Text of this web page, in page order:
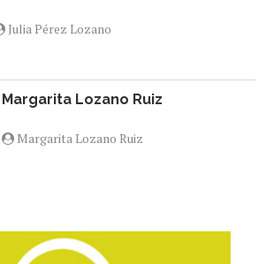
Julia Pérez Lozano
Margarita Lozano Ruiz
Margarita Lozano Ruiz